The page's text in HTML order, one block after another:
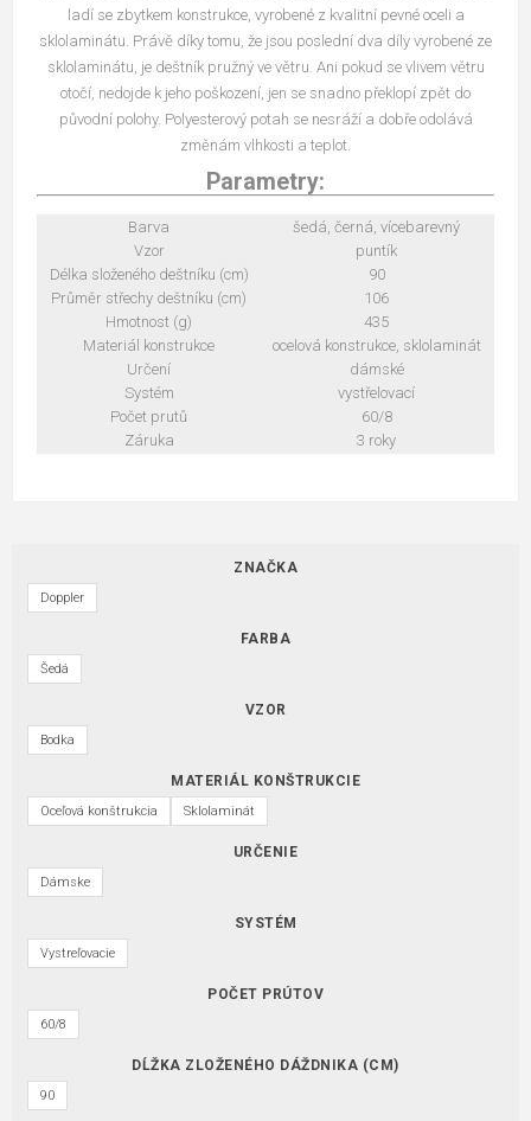
ladí se zbytkem konstrukce, vyrobené z kvalitní pevné oceli a
sklolaminátu. Právě díky tomu, že jsou poslední dva díly vyrobené ze
sklolaminátu, je deštník pružný ve větru. Ani pokud se vlivem větru
otočí, nedojde k jeho poškození, jen se snadno překlopí zpět do
původní polohy. Polyesterový potah se nesráží a dobře odolává
změnám vlhkosti a teplot.
Parametry:
Barva
šedá, černá, vícebarevný
Vzor
puntík
Délka složeného deštníku (cm)
90
Průměr střechy deštníku (cm)
106
Hmotnost (g)
435
Materiál konstrukce
ocelová konstrukce, sklolaminát
Určení
dámské
Systém
vystřelovací
Počet prutů
60/8
Záruka
3 roky
ZNAČKA
Doppler
FARBA
Šedá
VZOR
Bodka
MATERIÁL KONŠTRUKCIE
Oceľová konštrukcia Sklolaminát
URČENIE
Dámske
SYSTÉM
Vystreľovacie
POČET PRÚTOV
60/8
DĹŽKA ZLOŽENÉHO DÁŽDNIKA (CM)
90